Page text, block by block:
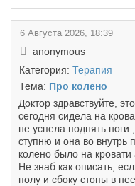
6 Августа 2026, 18:39
anonymous
Категория: Терапия
Тема: Про колено
Доктор здравствуйте,
сегодня сидела на
не успела поднять
ступню и она во внутрь
колено было на кровати
Не знаб как описать,
полу и сбоку стопы в